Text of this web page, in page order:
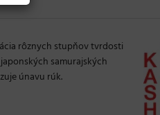
rôznych stupňov tvrdosti
samurajských
únavu rúk.